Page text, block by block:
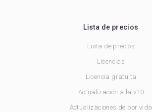
Lista de precios
Lista de precios
Licencias
Licencia gratuita
Actualización a la v10
Actualizaciones de por vida